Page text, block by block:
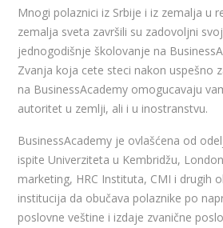
Mnogi polaznici iz Srbije i iz zemalja u
zemalja sveta završili su zadovoljni
jednogodišnje školovanje na
Zvanja koja cete steci nakon uspešno
na BusinessAcademy omogucavaju
autoritet u zemlji, ali i u inostranstvu.
BusinessAcademy je ovlašćena od
ispite Univerziteta u Kembridžu,
marketing, HRC Instituta, CMI i drugih
institucija da obučava polaznike po
poslovne veštine i izdaje zvanične